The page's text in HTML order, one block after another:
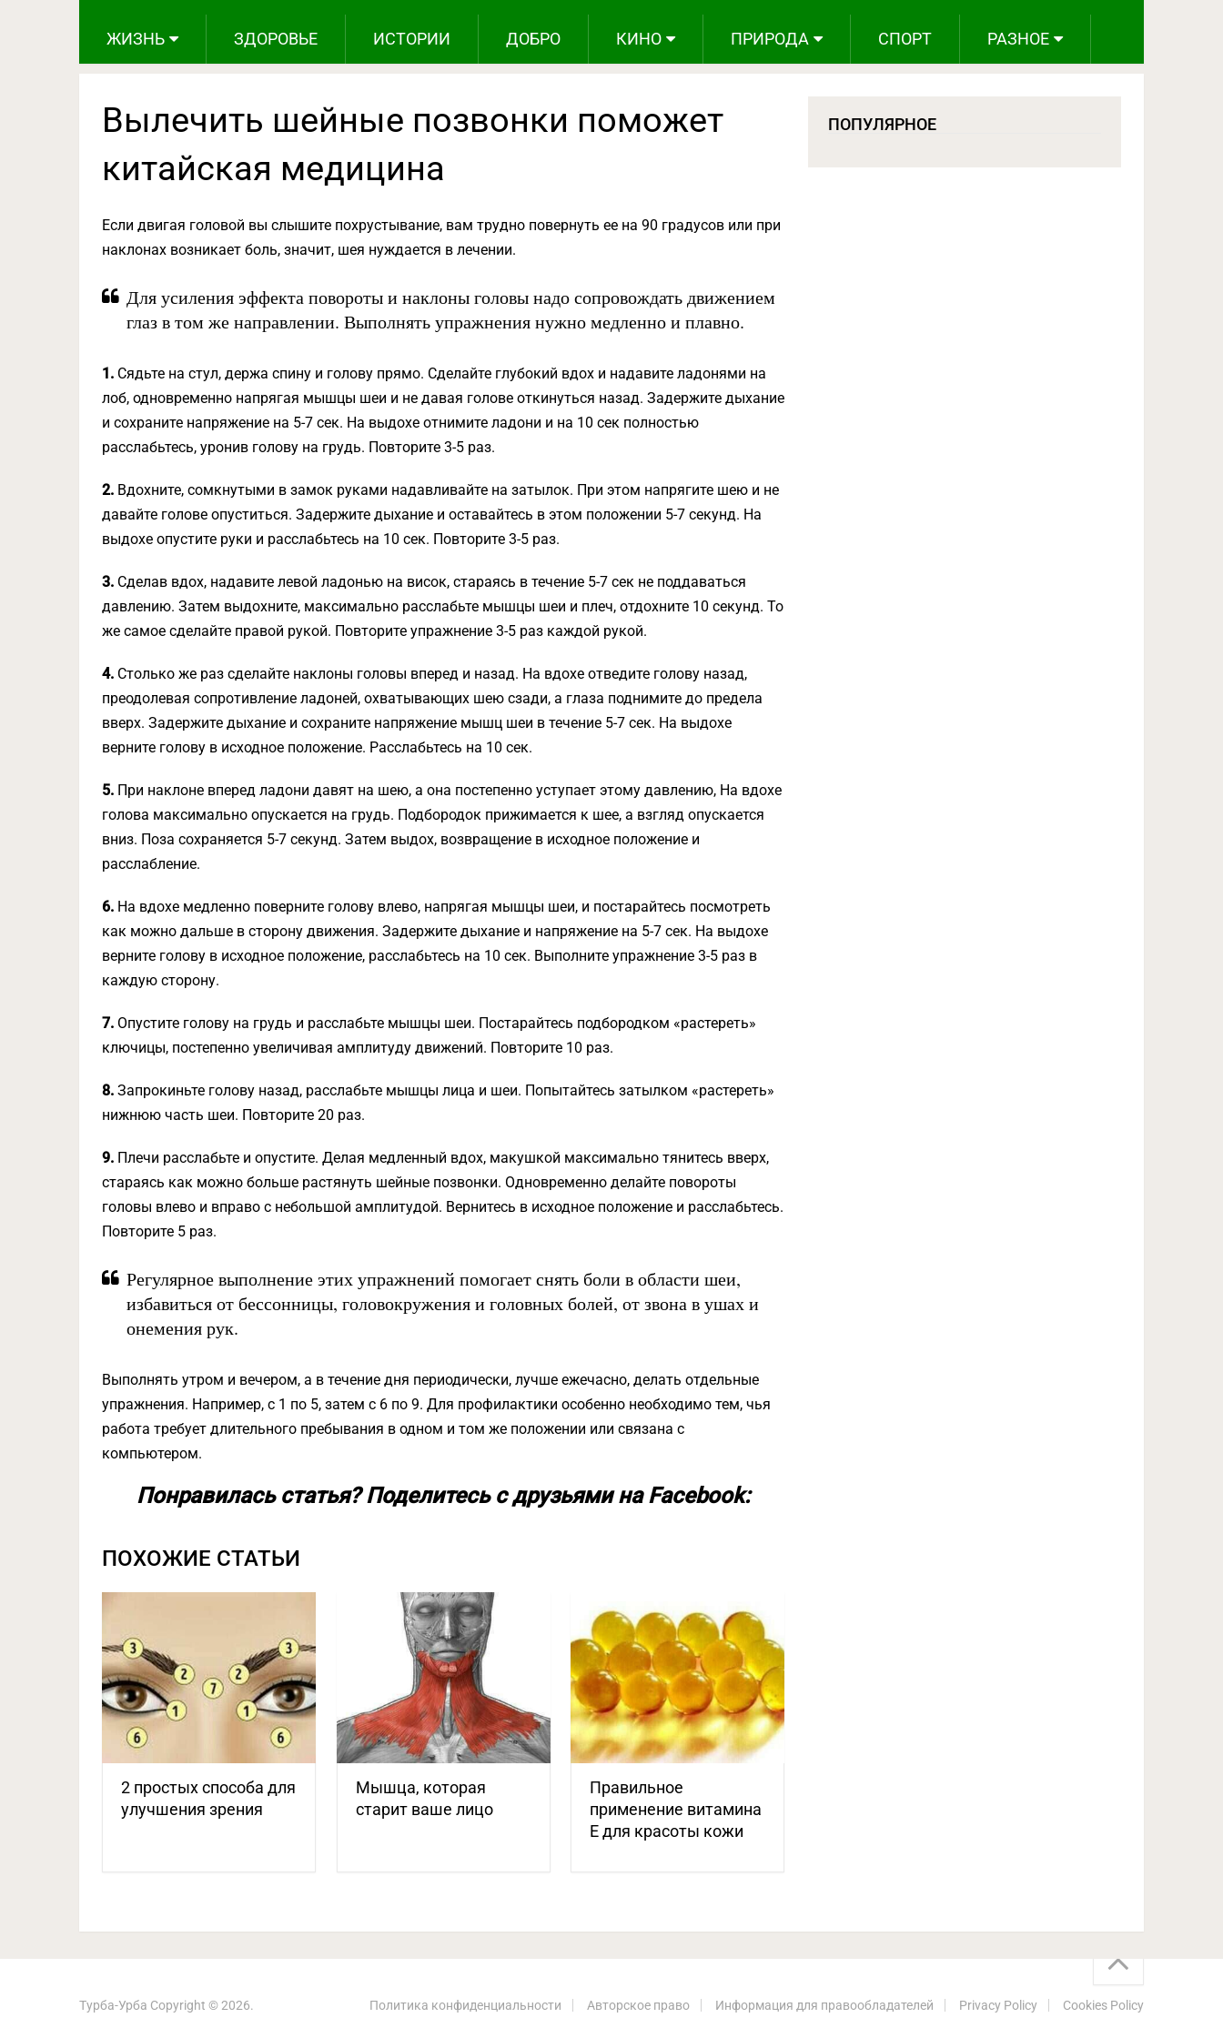
ЖИЗНЬ ЗДОРОВЬЕ ИСТОРИИ ДОБРО КИНО ПРИРОДА СПОРТ РАЗНОЕ
Вылечить шейные позвонки поможет
китайская медицина
Если двигая головой вы слышите похрустывание, вам трудно повернуть ее на 90 градусов или при
наклонах возникает боль, значит, шея нуждается в лечении.
Для усиления эффекта повороты и наклоны головы надо сопровождать движением
глаз в том же направлении. Выполнять упражнения нужно медленно и плавно.
1. Сядьте на стул, держа спину и голову прямо. Сделайте глубокий вдох и надавите ладонями на
лоб, одновременно напрягая мышцы шеи и не давая голове откинуться назад. Задержите дыхание
и сохраните напряжение на 5-7 сек. На выдохе отнимите ладони и на 10 сек полностью
расслабьтесь, уронив голову на грудь. Повторите 3-5 раз.
2. Вдохните, сомкнутыми в замок руками надавливайте на затылок. При этом напрягите шею и не
давайте голове опуститься. Задержите дыхание и оставайтесь в этом положении 5-7 секунд. На
выдохе опустите руки и расслабьтесь на 10 сек. Повторите 3-5 раз.
3. Сделав вдох, надавите левой ладонью на висок, стараясь в течение 5-7 сек не поддаваться
давлению. Затем выдохните, максимально расслабьте мышцы шеи и плеч, отдохните 10 секунд. То
же самое сделайте правой рукой. Повторите упражнение 3-5 раз каждой рукой.
4. Столько же раз сделайте наклоны головы вперед и назад. На вдохе отведите голову назад,
преодолевая сопротивление ладоней, охватывающих шею сзади, а глаза поднимите до предела
вверх. Задержите дыхание и сохраните напряжение мышц шеи в течение 5-7 сек. На выдохе
верните голову в исходное положение. Расслабьтесь на 10 сек.
5. При наклоне вперед ладони давят на шею, а она постепенно уступает этому давлению, На вдохе
голова максимально опускается на грудь. Подбородок прижимается к шее, а взгляд опускается
вниз. Поза сохраняется 5-7 секунд. Затем выдох, возвращение в исходное положение и
расслабление.
6. На вдохе медленно поверните голову влево, напрягая мышцы шеи, и постарайтесь посмотреть
как можно дальше в сторону движения. Задержите дыхание и напряжение на 5-7 сек. На выдохе
верните голову в исходное положение, расслабьтесь на 10 сек. Выполните упражнение 3-5 раз в
каждую сторону.
7. Опустите голову на грудь и расслабьте мышцы шеи. Постарайтесь подбородком «растереть»
ключицы, постепенно увеличивая амплитуду движений. Повторите 10 раз.
8. Запрокиньте голову назад, расслабьте мышцы лица и шеи. Попытайтесь затылком «растереть»
нижнюю часть шеи. Повторите 20 раз.
9. Плечи расслабьте и опустите. Делая медленный вдох, макушкой максимально тянитесь вверх,
стараясь как можно больше растянуть шейные позвонки. Одновременно делайте повороты
головы влево и вправо с небольшой амплитудой. Вернитесь в исходное положение и расслабьтесь.
Повторите 5 раз.
Регулярное выполнение этих упражнений помогает снять боли в области шеи,
избавиться от бессонницы, головокружения и головных болей, от звона в ушах и
онемения рук.
Выполнять утром и вечером, а в течение дня периодически, лучше ежечасно, делать отдельные
упражнения. Например, с 1 по 5, затем с 6 по 9. Для профилактики особенно необходимо тем, чья
работа требует длительного пребывания в одном и том же положении или связана с
компьютером.
Понравилась статья? Поделитесь с друзьями на Facebook:
ПОХОЖИЕ СТАТЬИ
2 простых способа для
улучшения зрения
Мышца, которая
старит ваше лицо
Правильное
применение витамина
Е для красоты кожи
ПОПУЛЯРНОЕ
Турба-Урба Copyright © 2026. Политика конфиденциальности Авторское право Информация для правообладателей Privacy Policy Cookies Policy